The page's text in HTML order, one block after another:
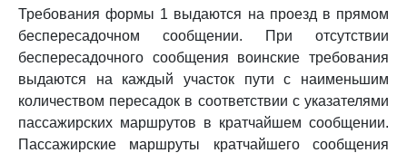
Требования формы 1 выдаются на проезд в прямом
беспересадочном сообщении. При отсутствии
беспересадочного сообщения воинские требования
выдаются на каждый участок пути с наименьшим
количеством пересадок в соответствии с указателями
пассажирских маршрутов в кратчайшем сообщении.
Пассажирские маршруты кратчайшего сообщения